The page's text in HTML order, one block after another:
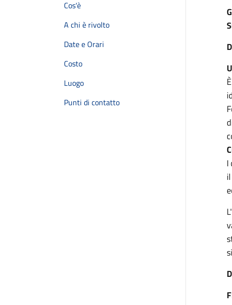
Cos'è
A chi è rivolto
Date e Orari
Costo
Luogo
Punti di contatto
I